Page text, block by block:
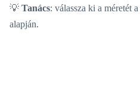
💡 Tanács: válassza ki a méretét a
alapján.